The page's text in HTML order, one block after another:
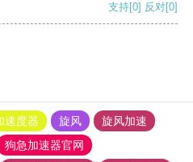
支持[0] 反对[0]
速度器 旋风
旋风加速
狗急加速器官网